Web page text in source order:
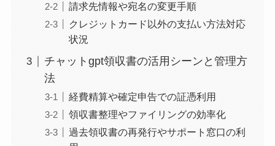
請求先情報や宛名の変更手順
クレジットカード以外の支払い方法対応
状況
チャットgpt領収書の活用シーンと管理方
法
経費精算や確定申告での証憑利用
領収書整理やファイリングの効率化
過去領収書の再発行やサポート窓口の利